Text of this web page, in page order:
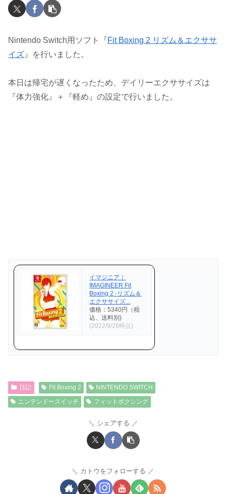
Nintendo Switch用ソフト『Fit Boxing 2 リズム＆エクササ
イズ 』を行いました。
本日は帰宅が遅くなったため、デイリーエクササイズは
『体力強化』＋『軽め』の設定で行いました。
イマジニア｜
IMAGINEER Fit
Boxing 2 -リズム＆
エクササイズ...
価格：5340円（税
込、送料別)
(2022/9/26時点)
日記 Fit Boxing 2
NINTENDO SWITCH
ニンテンドースイッチ
フィットボクシング
シェアする
カトウをフォローする